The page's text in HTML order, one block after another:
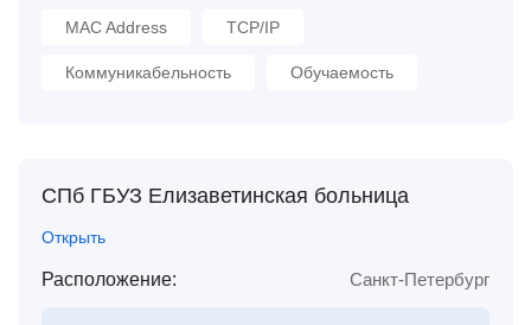
MAC Address TCP/IP
Коммуникабельность Обучаемость
СПб ГБУЗ Елизаветинская больница
Открыть
Расположение: Санкт-Петербург